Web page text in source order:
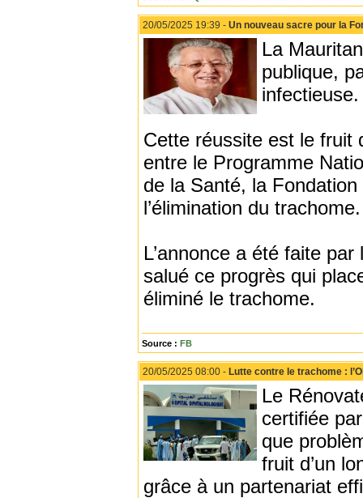
20/05/2025 19:39 - Un nouveau sacre pour la
La
publique,
infectieuse.
Cette réussite est le fruit
entre le Programme
de la Santé, la
l’élimination du trachome.
L’annonce a été faite
salué ce progrès qui
éliminé le trachome.
Source : FB
20/05/2025 08:00 - Lutte contre le trachome :
Le
certifiée
que
fruit d’un
grâce à un partenariat